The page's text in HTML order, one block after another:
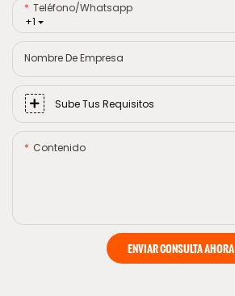
+1
Teléfono/whatsapp
Nombre De Empresa
Sube Tus Requisitos
Contenido
ENVIAR CONSULTA AHORA